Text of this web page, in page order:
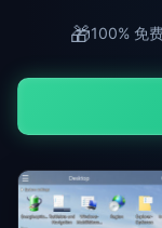
🎁100% 免